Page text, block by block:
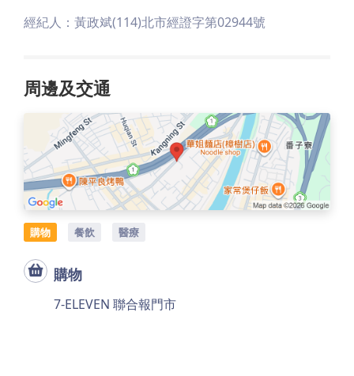
經紀人：黃政斌(114)北市經證字第02944號
周邊及交通
購物 餐飲 醫療
購物
7-ELEVEN 聯合報門市